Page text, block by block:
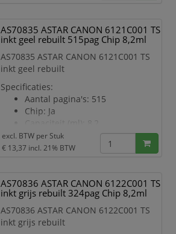
AS70835 ASTAR CANON 6121C001 TS
inkt geel rebuilt 515pag Chip 8,2ml
AS70835 ASTAR CANON 6121C001 TS
inkt geel rebuilt
Specificaties:
Aantal pagina's: 515
Chip: Ja
Capaciteit (ml): 8,2
Kleur: Geel
Geschikt voor printermodel:
excl. BTW per Stuk
€ 13,37 incl. 21% BTW
AS70836 ASTAR CANON 6122C001 TS
inkt grijs rebuilt 324pag Chip 8,2ml
AS70836 ASTAR CANON 6122C001 TS
inkt grijs rebuilt